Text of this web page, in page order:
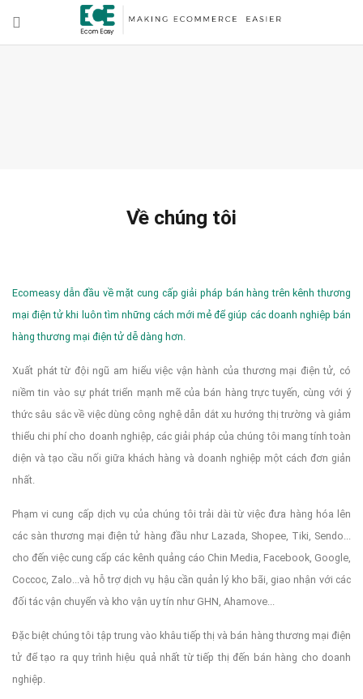
Về chúng tôi
Ecomeasy dẫn đầu về mặt cung cấp giải pháp bán hàng trên kênh thương
mại điện tử khi luôn tìm những cách mới mẻ để giúp các doanh nghiệp bán
hàng thương mại điện tử dễ dàng hơn.
Xuất phát từ đội ngũ am hiểu việc vận hành của thương mại điện tử, có
niềm tin vào sự phát triển mạnh mẽ của bán hàng trực tuyến, cùng với ý
thức sâu sắc về việc dùng công nghệ dẫn dắt xu hướng thị trường và giảm
thiểu chi phí cho doanh nghiệp, các giải pháp của chúng tôi mang tính toàn
diện và tạo cầu nối giữa khách hàng và doanh nghiệp một cách đơn giản
nhất.
Phạm vi cung cấp dịch vụ của chúng tôi trải dài từ việc đưa hàng hóa lên
các sàn thương mại điện tử hàng đầu như Lazada, Shopee, Tiki, Sendo...
cho đến việc cung cấp các kênh quảng cáo Chin Media, Facebook, Google,
Coccoc, Zalo...và hỗ trợ dịch vụ hậu cần quản lý kho bãi, giao nhận với các
đối tác vận chuyển và kho vận uy tín như GHN, Ahamove...
Đặc biệt chúng tôi tập trung vào khâu tiếp thị và bán hàng thương mại điện
tử để tạo ra quy trình hiệu quả nhất từ tiếp thị đến bán hàng cho doanh
nghiệp.